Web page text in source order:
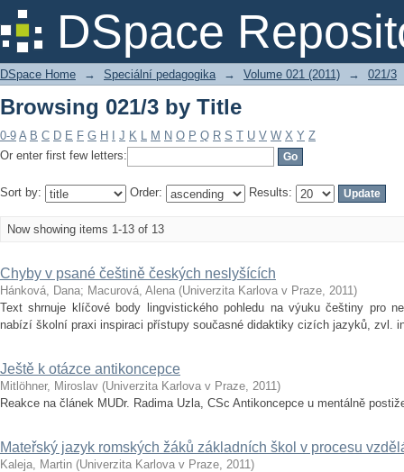
DSpace
Browsing 021/3 by Title
DSpace Home → Speciální pedagogika → Volume 021 (2011) → 021/3
Browsing 021/3 by Title
0-9 A B C D E F G H J K L M N O P Q R S T U V W X Y Z
Or enter first few letters:
Sort by: Order: Results:
Now showing items 1-13 of 13
Chyby v psané češtině českých neslyšících
Hánková, Dana; Macurová, Alena (Univerzita Karlova v Praze, 2011)
Text shrnuje klíčové body lingvistického pohledu na výuku češtiny pro
nabízí školní praxi inspiraci přístupy současné didaktiky cizích jazyků, zvl.
Ještě k otázce antikoncepce
Mitlöhner, Miroslav (Univerzita Karlova v Praze, 2011)
Reakce na článek MUDr. Radima Uzla, CSc Antikoncepce u mentálně
Mateřský jazyk romských žáků základních škol v procesu
Kaleja, Martin (Univerzita Karlova v Praze, 2011)